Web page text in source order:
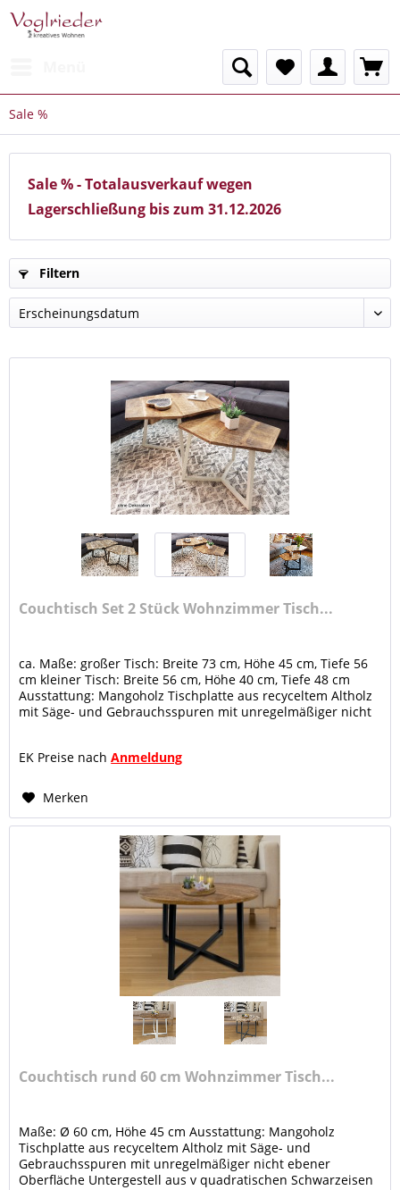
Sale %
Sale % - Totalausverkauf wegen
Lagerschließung bis zum 31.12.2026
Filtern
Couchtisch Set 2 Stück Wohnzimmer Tisch...
ca. Maße: großer Tisch: Breite 73 cm, Höhe 45 cm, Tiefe 56
cm kleiner Tisch: Breite 56 cm, Höhe 40 cm, Tiefe 48 cm
Ausstattung: Mangoholz Tischplatte aus recyceltem Altholz
mit Säge- und Gebrauchsspuren mit unregelmäßiger nicht
EK Preise nachAnmeldung
Merken
Couchtisch rund 60 cm Wohnzimmer Tisch...
Maße: Ø 60 cm, Höhe 45 cm Ausstattung: Mangoholz
Tischplatte aus recyceltem Altholz mit Säge- und
Gebrauchsspuren mit unregelmäßiger nicht ebener
Oberfläche Untergestell aus v quadratischen Schwarzeisen